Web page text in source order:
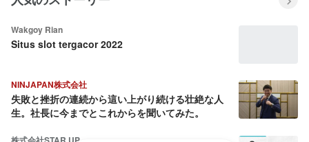
Wakgoy Rian
Situs slot tergacor 2022
NINJAPAN株式会社
失敗と挫折の連続から這い上がり続ける壮絶な人
生。社長に今までとこれからを聞いてみた。